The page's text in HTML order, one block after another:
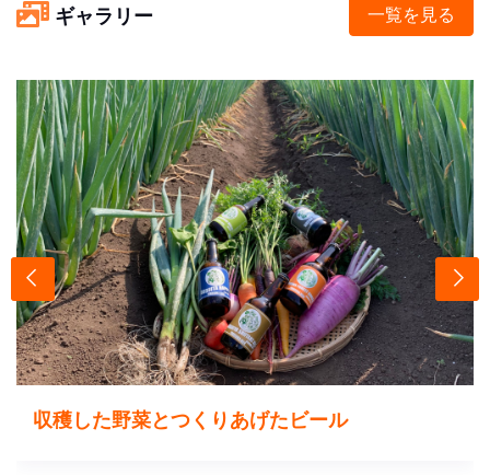
ギャラリー 一覧を見る
収穫した野菜とつくりあげたビール